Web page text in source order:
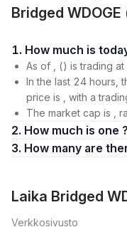
Bridged
1. How much is
As of , () is trading at
In the last 24 hours,
price is , with a
The market cap is ,
2. How much is one ?
3. How many
Laika Bridged
Verkkosivusto